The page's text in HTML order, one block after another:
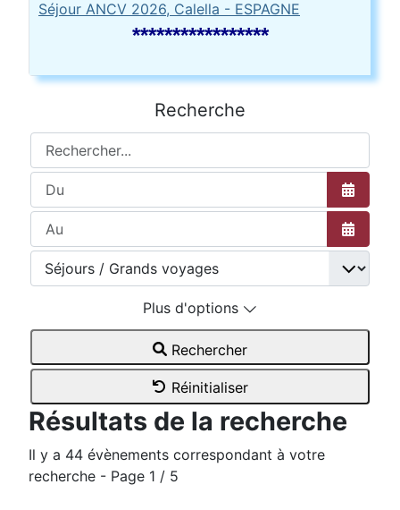
Séjour ANCV 2026, Calella - ESPAGNE
*****************
Recherche
Rechercher...
Ouvrir
Ouvrir
Plus d'options
Rechercher
Réinitialiser
Résultats de la recherche
Il y a 44 évènements correspondant à votre
recherche - Page 1 / 5